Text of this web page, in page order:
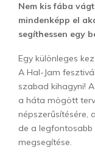
Nem kis fába
mindenképp el
segíthessen egy
Egy különleges
A Hal-Jam
szabad kihagyni!
a háta mögött
népszerűsítésére,
de a legfontosabb
megsegítése.